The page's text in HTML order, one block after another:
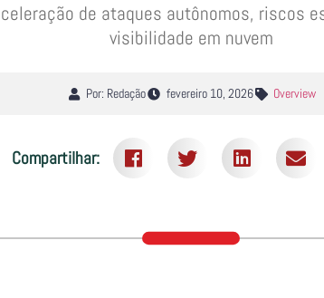
de ataques autônomos, riscos
visibilidade em nuvem
Por: Redação fevereiro 10, 2026 Overview
Compartilhar: